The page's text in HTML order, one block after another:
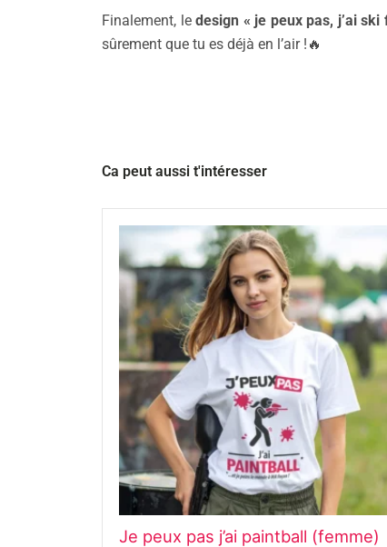
Finalement, ledesign « je peux pas, j’ai ski
sûrement que tu es déjà en l’air !🔥
Ca peut aussi t'intéresser
Je peux pas j’ai paintball (femme)